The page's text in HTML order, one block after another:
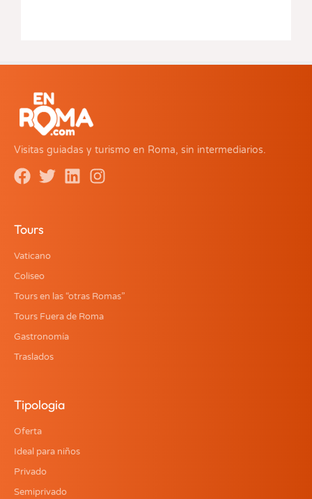
Visitas guiadas y turismo en Roma, sin intermediarios.
Tours
Vaticano
Coliseo
Tours en las “otras Romas”
Tours Fuera de Roma
Gastronomía
Traslados
Tipologia
Oferta
Ideal para niños
Privado
Semiprivado